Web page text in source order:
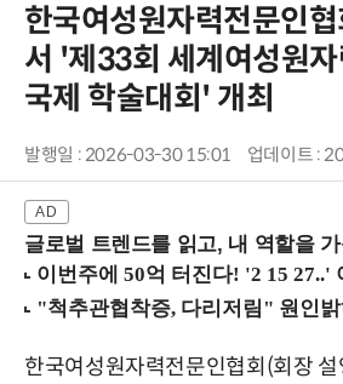
한국여성원자력전문인
서 '제33회 세계여성원자
국제 학술대회' 개최
발행일 : 2026-03-30 15:01 업데이트 :
글로벌 트렌드를 읽고, 내 역할을 가늠하는 소수정예 실
한국여성원자력전문인협회(회장